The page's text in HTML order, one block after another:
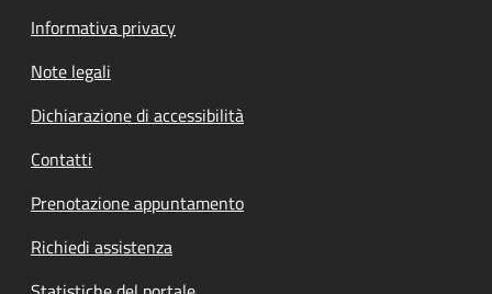
Informativa privacy
Note legali
Dichiarazione di accessibilità
Contatti
Prenotazione appuntamento
Richiedi assistenza